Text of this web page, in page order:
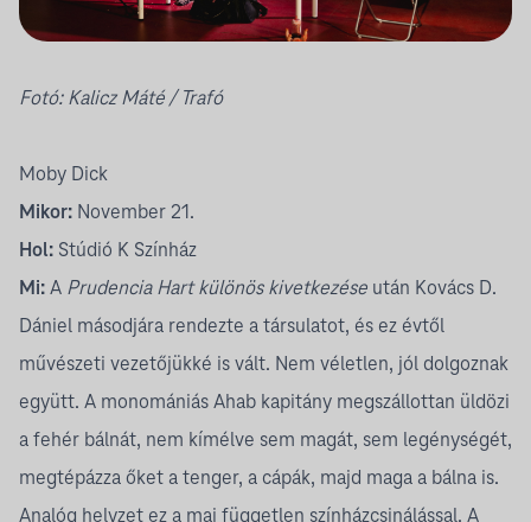
Fotó: Kalicz Máté / Trafó
Moby Dick
Mikor: November 21.
Hol: Stúdió K Színház
Mi: A Prudencia Hart különös kivetkezése után Kovács D.
Dániel másodjára rendezte a társulatot, és ez évtől
művészeti vezetőjükké is vált. Nem véletlen, jól dolgoznak
együtt. A monomániás Ahab kapitány megszállottan üldözi
a fehér bálnát, nem kímélve sem magát, sem legénységét,
megtépázza őket a tenger, a cápák, majd maga a bálna is.
Analóg helyzet ez a mai független színházcsinálással. A